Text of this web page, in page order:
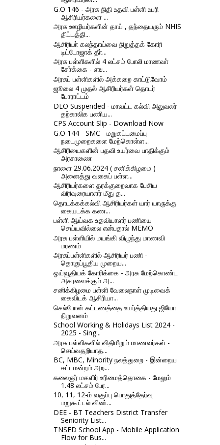
G.O 146 - அரசு நிதி உதவி பள்ளி உபரி
ஆசிரியர்களை ...
அரசு ஊழியர்களின் தாய் , தந்தையரும் NHIS
திட்டத்தி...
ஆசிரியா் கலந்தாய்வை நிறுத்தக் கோரி
டிட்டோஜாக் தீா்...
அரசு பள்ளிகளில் 4 லட்சம் போலி மாணவா்
சோ்க்கை - எங...
அரசுப் பள்ளிகளில் அக்கறை காட்டுவோம்
ஜூலை 4 முதல் ஆசிரியர்கள் தொடர்
போராட்டம்
DEO Suspended - மாவட்ட கல்வி அலுவலர்
தற்காலிக பணிய...
CPS Account Slip - Download Now
G.O 144 - SMC - மறுகட்டமைப்பு
நடைமுறைகளை மேற்கொள்ள...
ஆசிரியைகளின் பதவி உயர்வை பாதிக்கும்
அரசாணை
நாளை 29.06.2024 ( சனிக்கிழமை )
அனைத்து வகைப் பள்ள...
ஆசிரியர்களை தரக்குறைவாக பேசிய
விரிவுரையாளர் மீது த...
தொடக்கக்கல்வி ஆசிரியர்கள் யார் யாருக்கு
கையடக்க கண...
பள்ளி ஆய்வக உதவியாளர் பணியை
செய்யவில்லை என்பதால் MEMO
அரசு பள்ளியில் மயங்கி விழுந்து மாணவி
மரணம்
அரசுப்பள்ளிகளில் ஆசிரியர் பணி -
தொகுப்பூதிய முறைய...
ஓய்வூதியக் கோரிக்கை - அரசு மேற்கொண்ட
அசரவைக்கும் அ...
சனிக்கிழமை பள்ளி வேலைநாள் முடிவைக்
கைவிடக் ஆசிரியா...
செல்போன் கட்டணத்தை உயர்த்தியது ஜியோ
நிறுவனம்
School Working & Holidays List 2024 -
2025 - Sing...
அரசு பள்ளிகளில் விதிமீறும் மாணவர்கள் -
செய்வதறியாத...
BC, MBC, Minority நலத்துறை - இன்றைய
சட்டமன்றம் அற...
கலைஞர் மகளிர் உரிமைத்தொகை - மேலும்
1.48 லட்சம் பேர...
10, 11, 12-ம் வகுப்பு பொதுத்தேர்வு
மறுகூட்டல் விண்...
DEE - BT Teachers District Transfer
Seniority List...
TNSED School App - Mobile Application
Flow for Bus...